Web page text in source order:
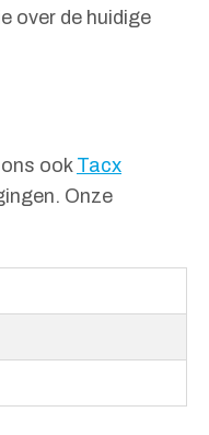
over de huidige
ook Tacx
Onze